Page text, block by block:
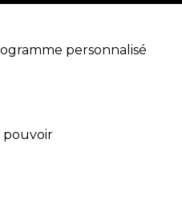
personnalisé
pouvoir